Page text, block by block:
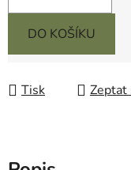
DO KOŠÍKU
Tisk Zeptat